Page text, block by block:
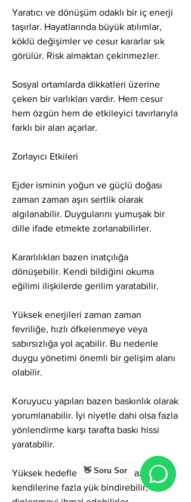
👋 Soru Sor
Yaratıcı ve dönüşüm odaklı bir iç enerji
taşırlar. Hayatlarında büyük atılımlar,
köklü değişimler ve cesur kararlar sık
görülür. Risk almaktan çekinmezler.
Sosyal ortamlarda dikkatleri üzerine
çeken bir varlıkları vardır. Hem cesur
hem özgün hem de etkileyici tavırlarıyla
farklı bir alan açarlar.
Zorlayıcı Etkileri
Ejder isminin yoğun ve güçlü doğası
zaman zaman aşırı sertlik olarak
algılanabilir. Duygularını yumuşak bir
dille ifade etmekte zorlanabilirler.
Kararlılıkları bazen inatçılığa
dönüşebilir. Kendi bildiğini okuma
eğilimi ilişkilerde gerilim yaratabilir.
Yüksek enerjileri zaman zaman
fevriliğe, hızlı öfkelenmeye veya
sabırsızlığa yol açabilir. Bu nedenle
duygu yönetimi önemli bir gelişim alanı
olabilir.
Koruyucu yapıları bazen baskınlık olarak
yorumlanabilir. İyi niyetle dahi olsa fazla
yönlendirme karşı tarafta baskı hissi
yaratabilir.
Yüksek hedefleri nedeniyle bazen
kendilerine fazla yük bindirebilir,